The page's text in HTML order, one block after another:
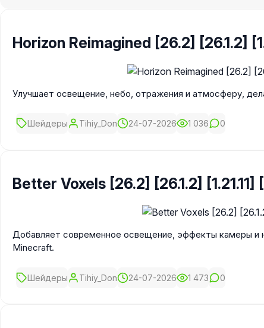
Horizon Reimagined [26.2] [26.1.2]
Улучшает освещение, небо, отражения и атмосферу,
Шейдеры Tihiy_Don 24-07-2026 1 036 0
Better Voxels [26.2] [26.1.2] [1.21.11]
Добавляет современное освещение, эффекты камеры и
Minecraft.
Шейдеры Tihiy_Don 24-07-2026 1 473 0